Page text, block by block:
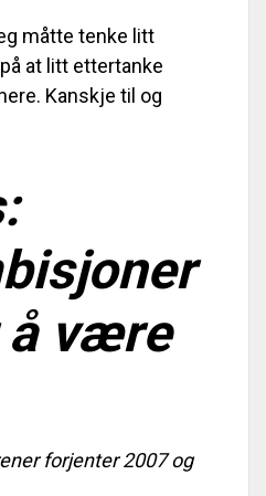
måtte tenke litt
at litt ettertanke
Kanskje til og
å være
forjenter 2007 og